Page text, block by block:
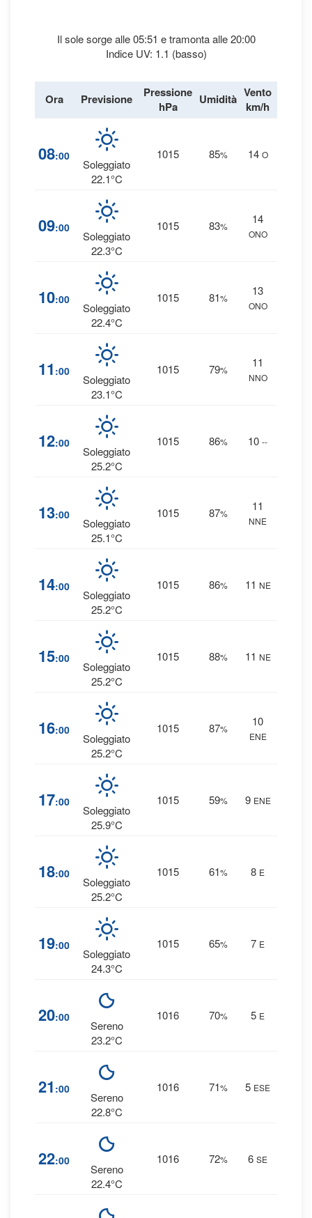
Il sole sorge alle 05:51 e tramonta alle 20:00
Indice UV: 1.1 (basso)
Ora Previsione
Pressione
hPa
Umidità Vento
km/h
08:00
Soleggiato
22.1°C
1015 85% 14 O
09:00
Soleggiato
22.3°C
1015 83%
14
ONO
10:00
Soleggiato
22.4°C
1015 81%
13
ONO
11 :00
Soleggiato
23.1°C
1015 79%
11
NNO
12:00
Soleggiato
25.2°C
1015 86% 10 --
13:00
Soleggiato
25.1°C
1015 87%
11
NNE
14:00
Soleggiato
25.2°C
1015 86% 11 NE
15:00
Soleggiato
25.2°C
1015 88% 11 NE
16:00
Soleggiato
25.2°C
1015 87%
10
ENE
17:00
Soleggiato
25.9°C
1015 59% 9 ENE
18:00
Soleggiato
25.2°C
1015 61% 8 E
19:00
Soleggiato
24.3°C
1015 65% 7 E
20:00
Sereno
23.2°C
1016 70% 5 E
21 :00
Sereno
22.8°C
1016 71% 5 ESE
22:00
Sereno
22.4°C
1016 72% 6 SE